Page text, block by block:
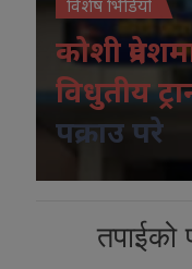
विशेष भिडियो
कोशी
विधुतीय
पक्राउ परे
तपाईको